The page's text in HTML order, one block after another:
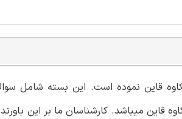
کاوه قاین نموده است. این بسته شامل
قاین میباشد. کارشناسان ما بر این